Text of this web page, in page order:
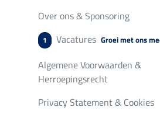
Over ons & Sponsoring
1 Vacatures Groei met ons
Algemene Voorwaarden &
Herroepingsrecht
Privacy Statement & Cookies